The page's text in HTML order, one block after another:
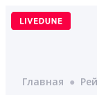
Перейти
Главная ●